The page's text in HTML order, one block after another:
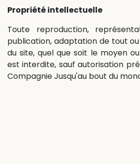
Propriété intellectuelle
Toute reproduction,
publication, adaptation de tout
du site, quel que soit le moyen
est interdite, sauf autorisation
Compagnie Jusqu'au bout du